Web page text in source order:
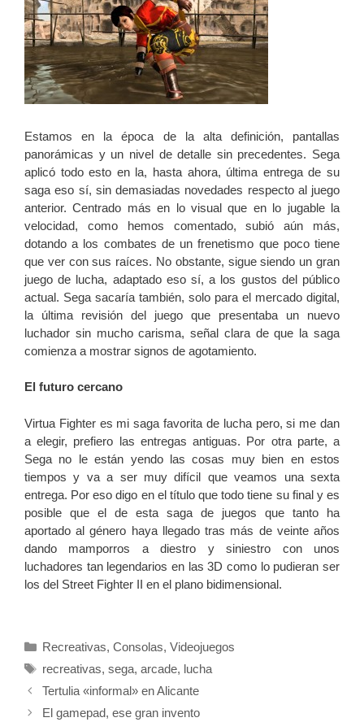
Estamos en la época de la alta definición, pantallas
panorámicas y un nivel de detalle sin precedentes. Sega
aplicó todo esto en la, hasta ahora, última entrega de su
saga eso sí, sin demasiadas novedades respecto al juego
anterior. Centrado más en lo visual que en lo jugable la
velocidad, como hemos comentado, subió aún más,
dotando a los combates de un frenetismo que poco tiene
que ver con sus raíces. No obstante, sigue siendo un gran
juego de lucha, adaptado eso sí, a los gustos del público
actual. Sega sacaría también, solo para el mercado digital,
la última revisión del juego que presentaba un nuevo
luchador sin mucho carisma, señal clara de que la saga
comienza a mostrar signos de agotamiento.
El futuro cercano
Virtua Fighter es mi saga favorita de lucha pero, si me dan
a elegir, prefiero las entregas antiguas. Por otra parte, a
Sega no le están yendo las cosas muy bien en estos
tiempos y va a ser muy difícil que veamos una sexta
entrega. Por eso digo en el título que todo tiene su final y es
posible que el de esta saga de juegos que tanto ha
aportado al género haya llegado tras más de veinte años
dando mamporros a diestro y siniestro con unos
luchadores tan legendarios en las 3D como lo pudieran ser
los del Street Fighter II en el plano bidimensional.
Categorías
Recreativas, Consolas, Videojuegos
Etiquetas
recreativas, sega, arcade, lucha
Tertulia «informal» en Alicante
El gamepad, ese gran invento